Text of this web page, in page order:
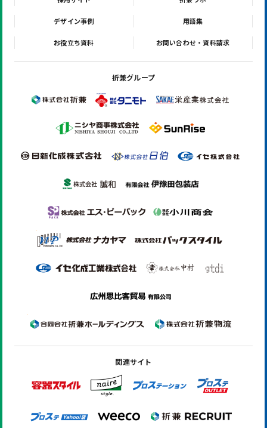
デザイン事例 用語集
お役立ち資料 お問い合わせ・資料請求
折兼グループ
関連サイト